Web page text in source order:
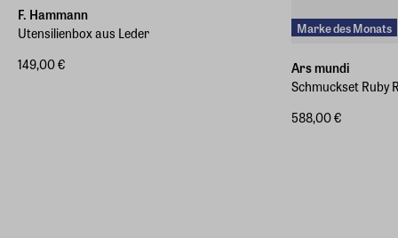
F. Hammann
Utensilienbox aus Leder
149,00 €
Marke des Monats
Ars mundi
Schmuckset Ruby
588,00 €